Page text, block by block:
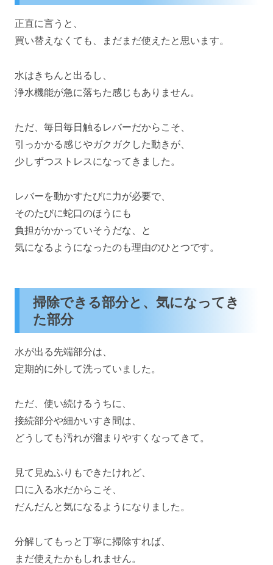
正直に言うと、
買い替えなくても、まだまだ使えたと思います。
水はきちんと出るし、
浄水機能が急に落ちた感じもありません。
ただ、毎日毎日触るレバーだからこそ、
引っかかる感じやガクガクした動きが、
少しずつストレスになってきました。
レバーを動かすたびに力が必要で、
そのたびに蛇口のほうにも
負担がかかっていそうだな、と
気になるようになったのも理由のひとつです。
掃除できる部分と、気になってき
た部分
水が出る先端部分は、
定期的に外して洗っていました。
ただ、使い続けるうちに、
接続部分や細かいすき間は、
どうしても汚れが溜まりやすくなってきて。
見て見ぬふりもできたけれど、
口に入る水だからこそ、
だんだんと気になるようになりました。
分解してもっと丁寧に掃除すれば、
まだ使えたかもしれません。